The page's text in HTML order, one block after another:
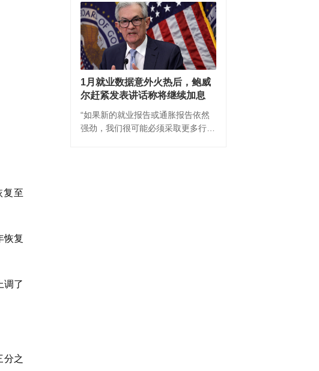
复至
恢复
调了
分之
1月就业数据意外火热后，鲍威
尔赶紧发表讲话称将继续加息
“如果新的就业报告或通胀报告依然
强劲，我们很可能必须采取更多行